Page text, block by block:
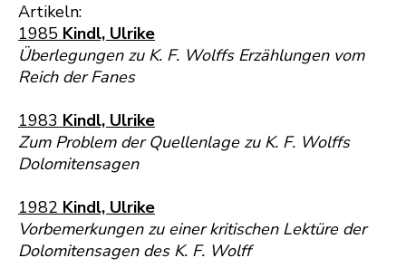
Artikeln:
1985 Kindl, Ulrike
Überlegungen zu K. F. Wolffs Erzählungen vom
Reich der Fanes
1983 Kindl, Ulrike
Zum Problem der Quellenlage zu K. F. Wolffs
Dolomitensagen
1982 Kindl, Ulrike
Vorbemerkungen zu einer kritischen Lektüre der
Dolomitensagen des K. F. Wolff